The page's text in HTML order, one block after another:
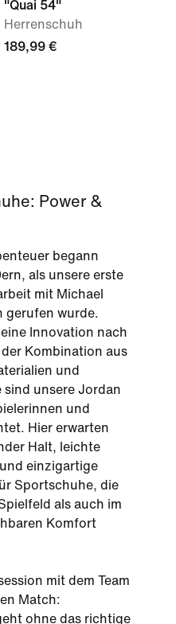
"Quai 54"
Herrenschuh
189,99 €
Power &
begann
als unsere erste
mit Michael
gerufen wurde.
Innovation nach
Kombination aus
und
sind unsere Jordan
und
Hier erwarten
Halt, leichte
einzigartige
Sportschuhe, die
als auch im
Komfort
mit dem Team
Match:
ohne das richtige